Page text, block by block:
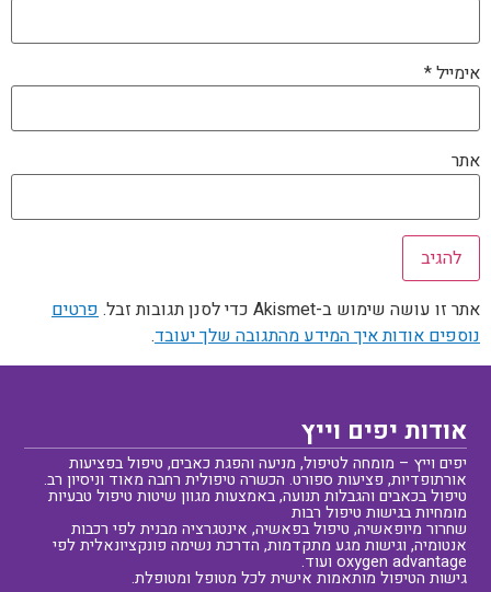
אימייל*
אתר
אתר זו עושה שימוש ב-Akismet כדי לסנן תגובות זבל.
פרטים
נוספים אודות איך המידע מהתגובה שלך יעובד.
אודות יפים וייץ
יפים וייץ – מומחה לטיפול, מניעה והפגת כאבים, טיפול בפציעות
אורתופדיות, פציעות ספורט. הכשרה טיפולית רחבה מאוד וניסיון רב.
טיפול בכאבים והגבלות תנועה, באמצעות מגוון שיטות טיפול טבעיות
מומחיות בגישות טיפול רבות
שחרור מיופאשיה, טיפול בפאשיה, אינטגרציה מבנית לפי רכבות
אנטומיה, וגישות מגע מתקדמות, הדרכת נשימה פונקציונאלית לפי
oxygen advantage ועוד.
גישות הטיפול מותאמות אישית לכל מטופל ומטופלת.